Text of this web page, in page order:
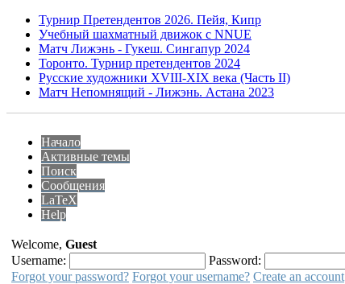
Турнир Претендентов 2026. Пейя, Кипр
Учебный шахматный движок с NNUE
Матч Лижэнь - Гукеш. Сингапур 2024
Торонто. Турнир претендентов 2024
Русские художники XVIII-XIX века (Часть II)
Матч Непомнящий - Лижэнь. Астана 2023
Начало
Активные темы
Поиск
Сообщения
LaTeX
Help
Welcome, Guest
Username:
Password:
Forgot your password? Forgot your username? Create an account